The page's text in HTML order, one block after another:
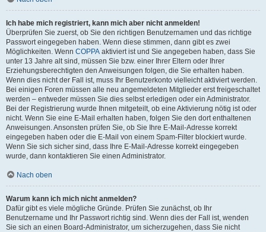
Ich habe mich registriert, kann mich aber nicht anmelden!
Überprüfen Sie zuerst, ob Sie den richtigen Benutzernamen und das richtige
Passwort eingegeben haben. Wenn diese stimmen, dann gibt es zwei
Möglichkeiten. Wenn COPPA aktiviert ist und Sie angegeben haben, dass Sie
unter 13 Jahre alt sind, müssen Sie bzw. einer Ihrer Eltern oder Ihrer
Erziehungsberechtigten den Anweisungen folgen, die Sie erhalten haben.
Wenn dies nicht der Fall ist, muss Ihr Benutzerkonto vielleicht aktiviert werden.
Bei einigen Foren müssen alle neu angemeldeten Mitglieder erst freigeschaltet
werden – entweder müssen Sie dies selbst erledigen oder ein Administrator.
Bei der Registrierung wurde Ihnen mitgeteilt, ob eine Aktivierung nötig ist oder
nicht. Wenn Sie eine E-Mail erhalten haben, folgen Sie den dort enthaltenen
Anweisungen. Ansonsten prüfen Sie, ob Sie Ihre E-Mail-Adresse korrekt
eingegeben haben oder die E-Mail von einem Spam-Filter blockiert wurde.
Wenn Sie sich sicher sind, dass Ihre E-Mail-Adresse korrekt eingegeben
wurde, dann kontaktieren Sie einen Administrator.
Nach oben
Warum kann ich mich nicht anmelden?
Dafür gibt es viele mögliche Gründe. Prüfen Sie zunächst, ob Ihr
Benutzername und Ihr Passwort richtig sind. Wenn dies der Fall ist, wenden
Sie sich an einen Board-Administrator, um sicherzugehen, dass Sie nicht